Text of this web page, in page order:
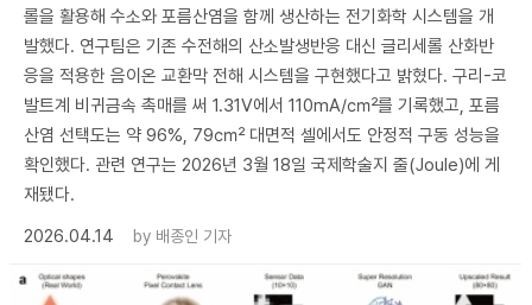
롤을 활용해 수소와 포름산염을 함께 생산하는 전기화학 시스템을 개
발했다. 연구팀은 기존 수전해의 산소발생반응 대신 글리세롤 산화반
응을 적용한 음이온 교환막 전해 시스템을 구현했다고 밝혔다. 구리-코
발트계 비귀금속 촉매를 써 1.31V에서 110mA/㎠를 기록했고, 포름
산염 선택도는 약 96%, 79㎠ 대면적 셀에서도 안정적 구동 성능을
확인했다. 관련 연구는 2026년 3월 18일 국제학술지 줄(Joule)에 게
재됐다.
2026.04.14
by 배종인 기자